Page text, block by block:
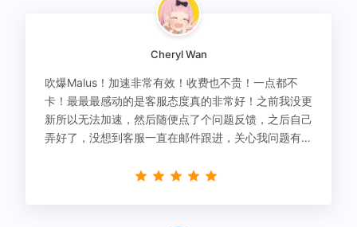
Cheryl Wan
吹爆Malus！加速非常有效！收费也不贵！一点都不
卡！最最最感动的是客服态度真的非常好！之前我没更
新所以无法加速，然后随便点了个问题反馈，之后自己
弄好了，没想到客服一直在邮件跟进，关心我问题有没